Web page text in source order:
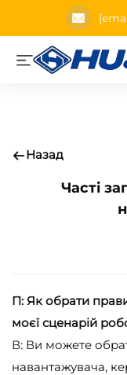
Назад
Часті
П: Як обрати
моєї сценарій
В: Ви можете
навантажувача,